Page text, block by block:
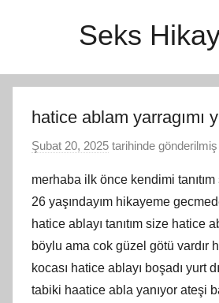
Seks
hatice ablam yarragımı
Şubat 20, 2025 tarihinde gönderilmiş
merhaba ilk önce kendimi
26 yaşındayım hikayeme
hatice ablayı tanıtım size hatice
böylu ama cok güzel götü vardır
kocası hatice ablayı boşadı yurt
tabiki haatice abla yanıyor ateşi